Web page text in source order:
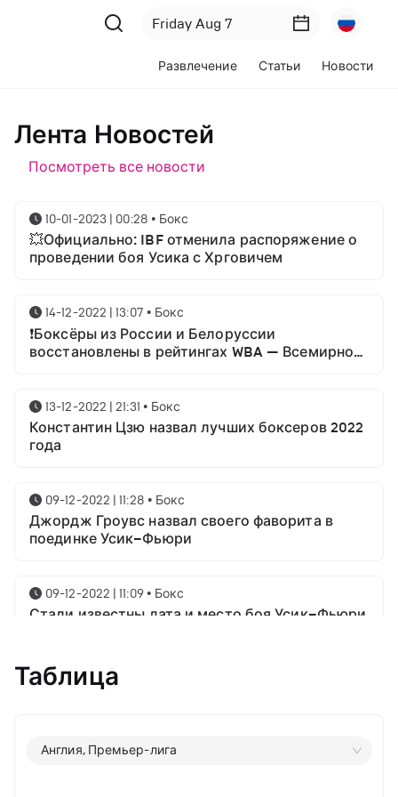
Развлечение Статьи Новости
Лента Новостей
Посмотреть все новости
10-01-2023 | 00:28 • Бокс
💥Официально: IBF отменила распоряжение о
проведении боя Усика с Хрговичем
14-12-2022 | 13:07 • Бокс
❗Боксёры из России и Белоруссии
восстановлены в рейтингах WBA — Всемирной
13-12-2022 | 21:31 • Бокс
Константин Цзю назвал лучших боксеров 2022
года
09-12-2022 | 11:28 • Бокс
Джордж Гроувс назвал своего фаворита в
поединке Усик–Фьюри
09-12-2022 | 11:09 • Бокс
Стали известны дата и место боя Усик–Фьюри
25-10-2022 | 19:08
TalkSport: Фьюри - Усик пройдет в марте 2023
18-10-2022 | 22:22 •Бокс
Таблица
Англия, Премьер-лига